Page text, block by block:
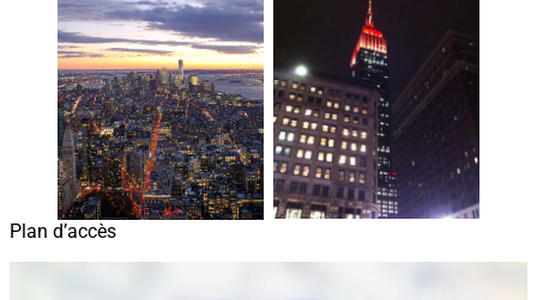
Plan d’accès